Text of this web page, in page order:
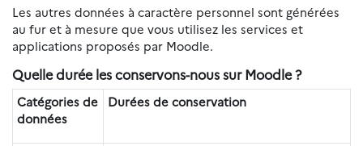
Les autres données à caractère personnel sont générées
au fur et à mesure que vous utilisez les services et
applications proposés par Moodle.
Quelle durée les conservons-nous sur Moodle ?
Catégories de
données
Durées de conservation